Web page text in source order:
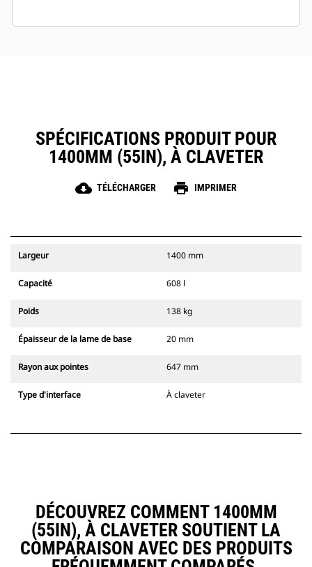
SPÉCIFICATIONS PRODUIT POUR
1400MM (55IN), À CLAVETER
cloud_download TÉLÉCHARGER print IMPRIMER
Largeur 1400 mm
Capacité 608 l
Poids 138 kg
Épaisseur de la lame de base 20 mm
Rayon aux pointes 647 mm
Type d'interface À claveter
DÉCOUVREZ COMMENT 1400MM
(55IN), À CLAVETER SOUTIENT LA
COMPARAISON AVEC DES PRODUITS